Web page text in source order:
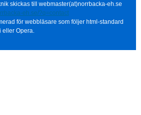
skickas till webmaster(at)norrbacka-eh.se
eh.se/?q=contact
för webbläsare som följer html-standard
eller Opera.